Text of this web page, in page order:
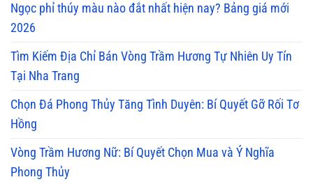
Ngọc phỉ thúy màu nào đắt nhất hiện nay? Bảng giá mới
2026
Tìm Kiếm Địa Chỉ Bán Vòng Trầm Hương Tự Nhiên Uy Tín
Tại Nha Trang
Chọn Đá Phong Thủy Tăng Tình Duyên: Bí Quyết Gỡ Rối Tơ
Hồng
Vòng Trầm Hương Nữ: Bí Quyết Chọn Mua và Ý Nghĩa
Phong Thủy